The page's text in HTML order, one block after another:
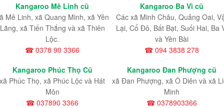
Kangaroo Mê Linh cũ
Mê Linh, xã Quang Minh, xã Yên
Lãng, xã Tiến Thắng và xã Thiên
Lộc.
☎ 0378 90 3366
Kangaroo Ba Vì cũ
Các xã Minh Châu, Quảng Oai,
Lại, Cổ Đô, Bất Bạt, Suối Hai, Ba
và Yên Bài
☎ 094 3838 278
Kangaroo Phúc Thọ Cũ
xã Phúc Thọ, xã Phúc Lộc và Hát
Môn
☎ 037890 3366
Kangaroo Đan Phượng cũ
xã Đan Phượng, xã Ô Diên và xã
Minh
☎ 0378903366